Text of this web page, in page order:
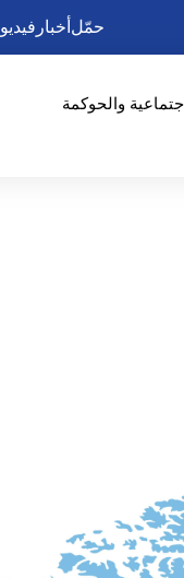
حمّلأخبار فيديو
والحوكمة